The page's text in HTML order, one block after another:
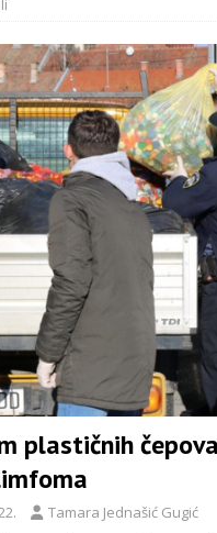
plastičnih
Tamara Jednašić Gugić